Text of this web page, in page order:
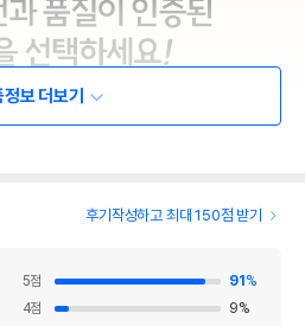
보 더보기
후기작성하고 최대 150점 받기
5점 91 %
4점 9%